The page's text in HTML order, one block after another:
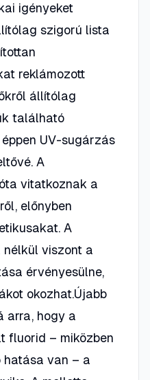
igényeket
szigorú lista
reklámozott
állítólag
található
UV-sugárzás
A
vitatkoznak a
előnyben
A
viszont a
érvényesülne,
okozhat.Újabb
arra, hogy a
fluorid – miközben
van – a